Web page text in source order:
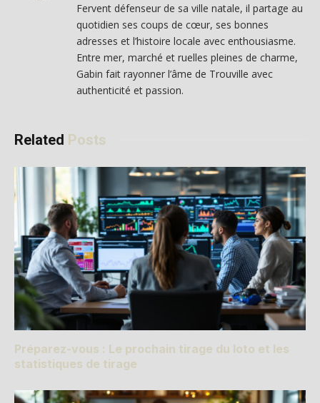
Fervent défenseur de sa ville natale, il partage au
quotidien ses coups de cœur, ses bonnes
adresses et l’histoire locale avec enthousiasme.
Entre mer, marché et ruelles pleines de charme,
Gabin fait rayonner l’âme de Trouville avec
authenticité et passion.
Related Posts
Préparez-vous : Le prochain tirage du loto et les
statistiques de tirage